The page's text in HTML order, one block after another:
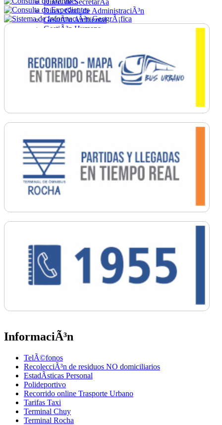
Direc. de SecretarÃ­a
Direc. Gral. de AdministraciÃ³n
GestiÃ³n Ambiental
GestiÃ³n Humana
Ordenamiento
PromociÃ³n Social
Salud
SecretarÃ­a General
InformaciÃ³n
TelÃ©fonos
RecolecciÃ³n de residuos NO domiciliarios
EstadÃ­sticas Personal
Polideportivo
Recorrido online Trasporte Urbano
Tarifas Taxi
Terminal Chuy
Terminal Rocha